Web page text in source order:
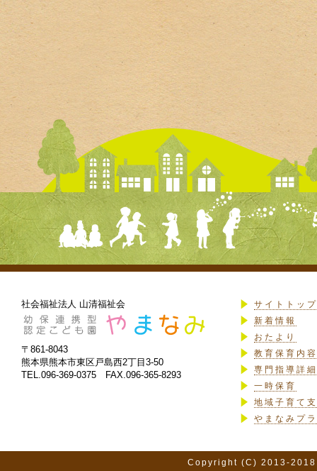
社会福祉法人 山清福祉会
〒861-8043
熊本県熊本市東区戸島西2丁目3-50
TEL.096-369-0375 FAX.096-365-8293
サイトトップ
新着情報
おたより
教育保育内
専門指導詳細
一時保育
地域子育て
やまなみプ
Copyright (C) 2013-